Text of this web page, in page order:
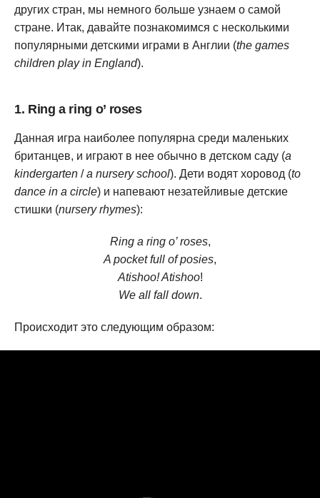
других стран, мы немного больше узнаем о самой
стране. Итак, давайте познакомимся с несколькими
популярными детскими играми в Англии (the games
children play in England).
1. Ring a ring o’ roses
Данная игра наиболее популярна среди маленьких
британцев, и играют в нее обычно в детском саду (a
kindergarten /a nursery school). Дети водят хоровод (to
dance in a circle) и напевают незатейливые детские
стишки (nursery rhymes):
Ring a ring o’ roses,
A pocket full of posies,
Atishoo! Atishoo!
We all fall down.
Происходит это следующим образом: